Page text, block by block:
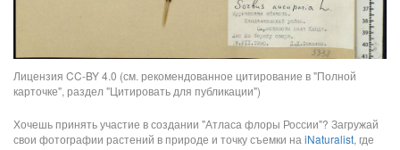
Лицензия CC-BY 4.0 (см. рекомендованное цитирование в "Полной
карточке", раздел "Цитировать для публикации")
Хочешь принять участие в создании "Атласа флоры России"? Загружай
свои фотографии растений в природе и точку съемки на iNaturalist, где